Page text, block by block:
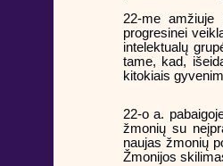
22-me
progresinei
intelektualų
tame, kad,
kitokiais
22-o a.
žmonių su
naujas žmonių
Žmonijos